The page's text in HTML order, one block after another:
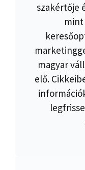
szakértője
magyar
elő.